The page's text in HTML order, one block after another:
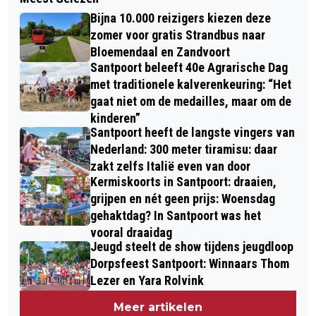
VAN HET JAAR; IDEALE GEURVRETER
EN VERJAGER VAN STEEKMUGGEN
KEUKENHOF FAVORIET PAAS-UITJE
VOOR VOORAL VEEL BUITENLANDERS
IN NEDERLAND
Bijna 10.000 reizigers kiezen deze
zomer voor gratis Strandbus naar
Bloemendaal en Zandvoort
Santpoort beleeft 40e Agrarische Dag
met traditionele kalverenkeuring: “Het
gaat niet om de medailles, maar om de
kinderen”
Santpoort heeft de langste vingers van
Nederland: 300 meter tiramisu: daar
zakt zelfs Italië even van door
Kermiskoorts in Santpoort: draaien,
grijpen en nét geen prijs: Woensdag
gehaktdag? In Santpoort was het
vooral draaidag
Jeugd steelt de show tijdens jeugdloop
Dorpsfeest Santpoort: Winnaars Thom
Lezer en Yara Rolvink
Meer artikelen